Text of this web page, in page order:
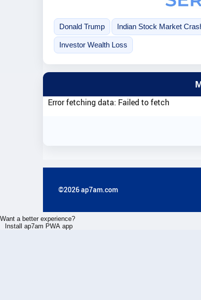
Donald Trump Indian Stock Market
Investor Wealth Loss
Error fetching data: Failed to fetch
©2026 ap7am.com
Want a better experience?
Install ap7am PWA app